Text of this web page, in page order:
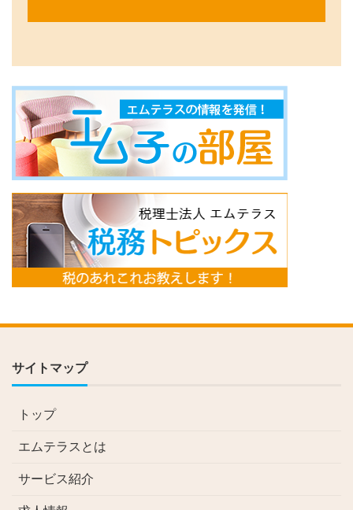
サイトマップ
トップ
エムテラスとは
サービス紹介